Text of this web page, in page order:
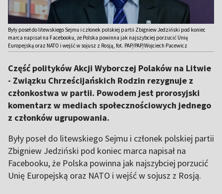
Były poseł do litewskiego Sejmu i członek polskiej partii Zbigniew Jedziński pod koniec
marca napisał na Facebooku, że Polska powinna jak najszybciej porzucić Unię
Europejską oraz NATO i wejść w sojusz z Rosją, fot. PAP/PAP/Wojciech Pacewicz
Część polityków Akcji Wyborczej Polaków na Litwie
- Związku Chrześcijańskich Rodzin rezygnuje z
członkostwa w partii. Powodem jest prorosyjski
komentarz w mediach społecznościowych jednego
z członków ugrupowania.
Były poseł do litewskiego Sejmu i członek polskiej partii
Zbigniew Jedziński pod koniec marca napisał na
Facebooku, że Polska powinna jak najszybciej porzucić
Unię Europejską oraz NATO i wejść w sojusz z Rosją.